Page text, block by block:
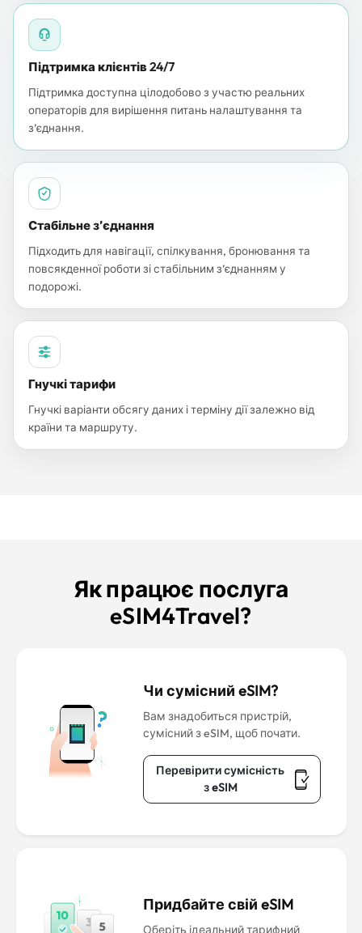
Підтримка клієнтів 24/7
Підтримка доступна цілодобово з участю реальних
операторів для вирішення питань налаштування та
з’єднання.
Стабільне з’єднання
Підходить для навігації, спілкування, бронювання та
повсякденної роботи зі стабільним з’єднанням у
подорожі.
Гнучкі тарифи
Гнучкі варіанти обсягу даних і терміну дії залежно від
країни та маршруту.
Як працює послуга
eSIM4Travel?
Чи сумісний eSIM?
Вам знадобиться пристрій,
сумісний з eSIM, щоб почати.
Перевірити сумісність
з eSIM
Придбайте свій eSIM
Оберіть ідеальний тарифний